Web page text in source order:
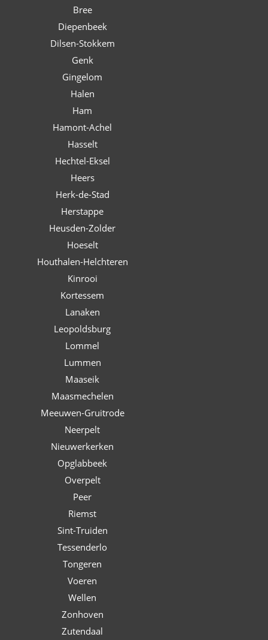
Bree
Diepenbeek
Dilsen-Stokkem
Genk
Gingelom
Halen
Ham
Hamont-Achel
Hasselt
Hechtel-Eksel
Heers
Herk-de-Stad
Herstappe
Heusden-Zolder
Hoeselt
Houthalen-Helchteren
Kinrooi
Kortessem
Lanaken
Leopoldsburg
Lommel
Lummen
Maaseik
Maasmechelen
Meeuwen-Gruitrode
Neerpelt
Nieuwerkerken
Opglabbeek
Overpelt
Peer
Riemst
Sint-Truiden
Tessenderlo
Tongeren
Voeren
Wellen
Zonhoven
Zutendaal